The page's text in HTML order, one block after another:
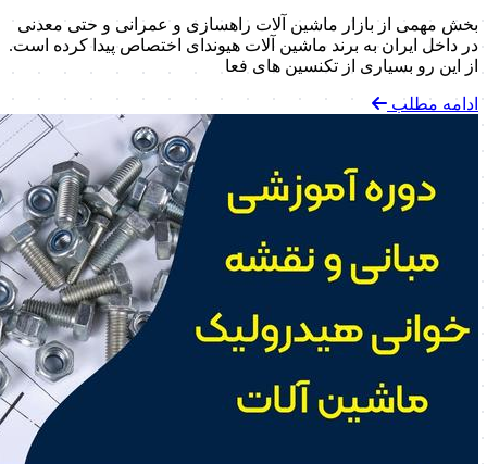
بخش مهمی از بازار ماشین آلات راهسازی و عمرانی و حتی معدنی
در داخل ایران به برند ماشین آلات هیوندای اختصاص پیدا کرده است.
از این رو بسیاری از تکنسین های فعا
ادامه مطلب